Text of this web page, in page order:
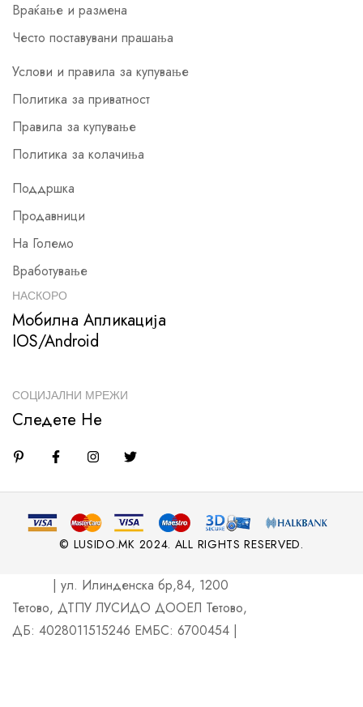
Враќање и размена
Често поставувани прашања
Услови и правила за купување
Политика за приватност
Правила за купување
Политика за колачиња
Поддршка
Продавници
На Големо
Вработување
НАСКОРО
Мобилна Апликација
IOS/Android
СОЦИЈАЛНИ МРЕЖИ
Следете Не
© LUSIDO.MK 2024. ALL RIGHTS RESERVED.
| ул. Илинденска бр,84, 1200
Тетово, ДТПУ ЛУСИДО ДООЕЛ Тетово,
ДБ: 4028011515246 ЕМБС: 6700454 |